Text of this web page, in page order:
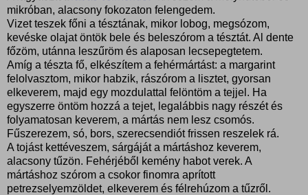
mikróban, alacsony fokozaton felengedem.
Vizet teszek főni a tésztának, mikor lobog, megsózom,
kevéske olajat öntök bele és beleszórom a tésztát. Al dente
főzöm, utánna leszűröm és alaposan lecsepegtetem.
Amíg a tészta fő, elkészítem a fehérmártást: a margarint
felolvasztom, mikor habzik, rászórom a lisztet, gyorsan
elkeverem, majd egy mozdulattal felöntöm a tejjel. Ha
egyszerre öntöm hozzá a tejet, legalábbis nagy részét és
folyamatosan keverem, a mártás nem lesz csomós.
Fűszerezem, só, bors, szerecsendiót frissen reszelek rá.
A tojást kettéveszem, sárgáját a mártáshoz keverem,
alacsony tűzön. Fehérjéből kemény habot verek. A
mártáshoz szórom a csokor finomra aprított
petrezselyemzöldet, elkeverem és félrehúzom a tűzről.